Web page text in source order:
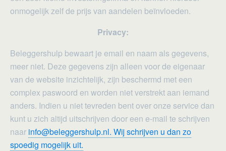
onmogelijk zelf de prijs van aandelen beïnvloeden.
Privacy:
Beleggershulp bewaart je email en naam als gegevens,
meer niet. Deze gegevens zijn alleen voor de eigenaar
van de website inzichtelijk, zijn beschermd met een
complex paswoord en worden niet verstrekt aan iemand
anders. Indien u niet tevreden bent over onze service dan
kunt u zich altijd uitschrijven door een e-mail te schrijven
naar info@beleggershulp.nl. Wij schrijven u dan zo
spoedig mogelijk uit.